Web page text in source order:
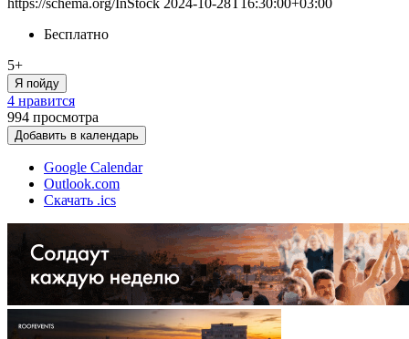
Бесплатно
5+
Я пойду
4 нравится
994 просмотра
Добавить в календарь
Google Calendar
Outlook.com
Скачать .ics